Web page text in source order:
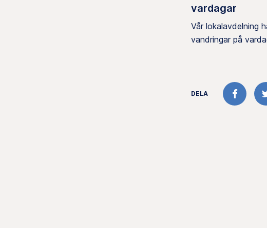
vardagar
Vår lokalavdelning
vandringar på
DELA